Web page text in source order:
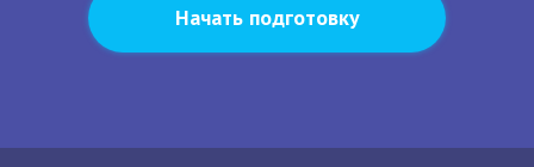
Начать подготовку